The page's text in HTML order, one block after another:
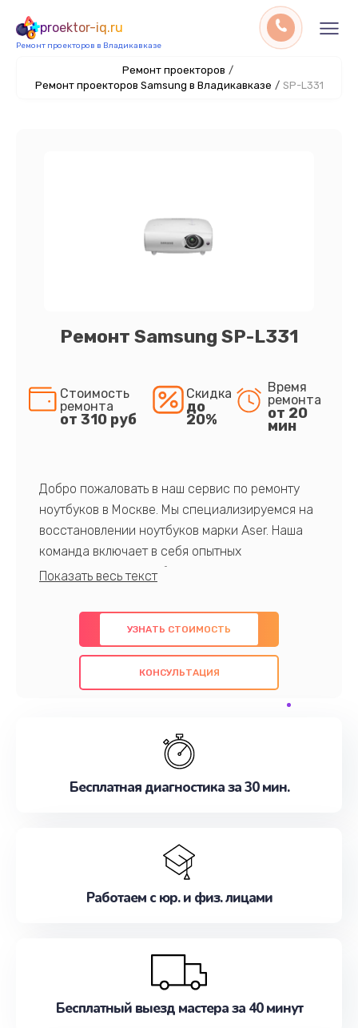
proektor-iq.ru
Ремонт проекторов в Владикавказе
Ремонт проекторов /
Ремонт проекторов Samsung в Владикавказе / SP-L331
Ремонт Samsung SP-L331
Стоимость
ремонта
от 310 руб
Скидка
до
20%
Время
ремонта
от 20
мин
Добро пожаловать в наш сервис по ремонту
ноутбуков в Москве. Мы специализируемся на
восстановлении ноутбуков марки Aser. Наша
команда включает в себя опытных
профессионалов с обширными знаниями и
предлагаем быстрый и качественный ремонт с
использованием оригинальных компонентов, а
также гарантируем качество всех
проведенных работ. Наша цель - предоставить
наилучшим образом. Не медлите записаться на
УЗНАТЬ СТОИМОСТЬ
КОНСУЛЬТАЦИЯ
Бесплатная диагностика за 30 мин.
Работаем с юр. и физ. лицами
Бесплатный выезд мастера за 40 минут